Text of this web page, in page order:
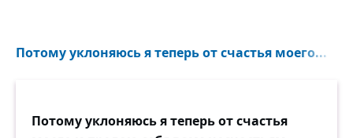
Потому уклоняюсь я теперь от счастья моего...
Потому уклоняюсь я теперь от счастья